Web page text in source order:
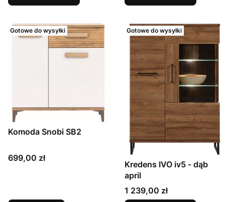
Gotowe do wysyłki
Komoda Snobi SB2
Cena
699,00 zł
Gotowe do wysyłki
Kredens IVO iv5 - dąb
april
Cena
1 239,00 zł